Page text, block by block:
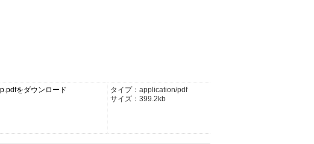
をダウンロード
タイプ：application/pdf
サイズ：399.2kb